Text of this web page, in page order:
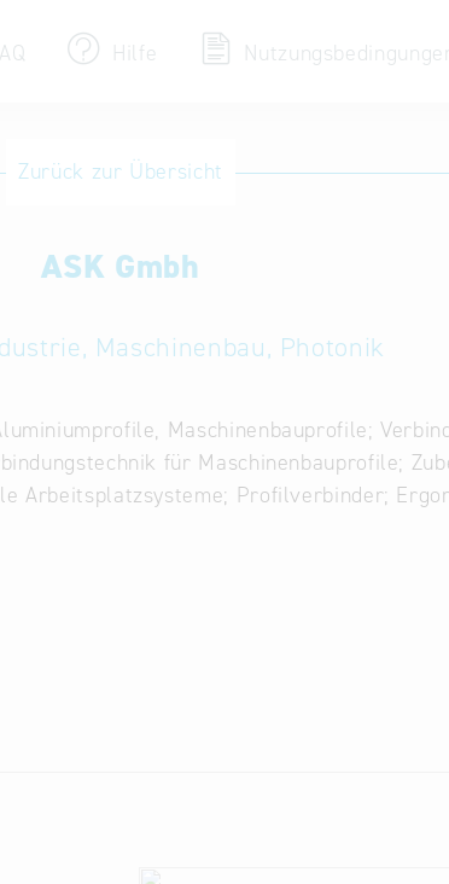
Hilfe
/ löschen
Sie Ihren bestehenden Eintrag
Datenbanken
Zurück zur Übersicht
ASK Gmbh
Maschinenbau, Photonik
Maschinenbauprofile;
für Maschinenbauprofile;
Arbeitsplatzsysteme; Profilverbinder;